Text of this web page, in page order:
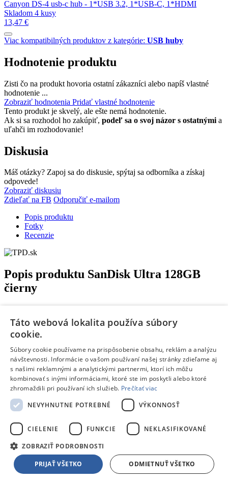
Canyon DS-4 usb-c hub - 1*USB 3.2, 1*USB-C, 1*HDMI
Skladom 4 kusy
13,47 €
Viac kompatibilných produktov z kategórie: USB huby
Hodnotenie produktu
Zisti čo na produkt hovoria ostatní zákazníci alebo napíš vlastné
hodnotenie ...
Zobraziť hodnotenia Pridať vlastné hodnotenie
Tento produkt je skvelý, ale ešte nemá hodnotenie.
Ak si sa rozhodol ho zakúpiť, podeľ sa o svoj názor s ostatnými a
uľahči im rozhodovanie!
Diskusia
Máš otázky? Zapoj sa do diskusie, spýtaj sa odborníka a získaj
odpovede!
Zobraziť diskusiu
Zdieľať na FB Odporučiť e-mailom
Popis produktu
Fotky
Recenzie
Popis produktu SanDisk Ultra 128GB
čierny
a veľkorysú kapacitu v kompaktnom, štýlovom obale.
- prenos súborov až štyrikrát rýchlejšie než USB disky 2.0
- ochrana súkromných súborov so SanDisk SecureAccess ™
softvérom
- čítanie do 100 MB/s
- zápis do 20 MB/s
- rozmery: 56,8 x 21,3 x 10,8 mm
- prevádzková teplota: 0°C - 45°C
- skladovacia teplota: -10°C - 70°C
- kompatibilita: USB 3.0 a USB 2.00
softvérom
Parametre produktu
Technické údaje
Táto webová lokalita používa súbory
cookie.
Súbory cookie používame na prispôsobenie obsahu, reklám a analýzu
návštevnosti. Informácie o vašom používaní našej stránky zdieľame aj
s našimi reklamnými a analytickými partnermi, ktorí ich môžu
kombinovať s inými informáciami, ktoré ste im poskytli alebo ktoré
zhromaždili pri používaní ich služieb. Prečítať viac
NEVYHNUTNE POTREBNÉ
VÝKONNOSŤ
CIELENIE FUNKCIE NEKLASIFIKOVANÉ
ZOBRAZIŤ PODROBNOSTI
PRIJAŤ VŠETKO ODMIETNUŤ VŠETKO